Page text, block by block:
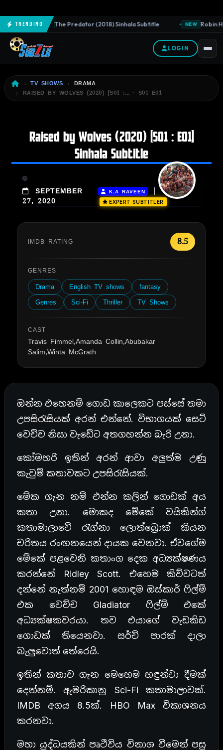
Trending
NEW The Predator (2018) Sinhala Subtitle NEW Robin
LOGIN
TV SHOWS
DRAMA
RAISED BY WOLVES (2020) [S01 :… · S01 E01
Raised by Wolves (2020) [S01 : E01]
Sinhala Subtitle
SEPTEMBER
27, 2020
K.A RAVEEN
EXPERT SUBTITLER
IMDB RATING 8.5
GENRES
Drama English TV shows
fantasy
Genres
Sci-Fi Thriller TV Shows
CAST
Travis Fimmel,Amanda Collin,Abubakar
Salim,Winta McGrath
ඔන්න එහෙනම් ගොඩ කාලෙකට පස්සේ තමා
උපසිරැසියක් අරන් එන්නේ. විභාගයක් සෙට්
වෙච්ච නිසා වැඩේට අතගහන්න බැරි උනා.
කෝමහරි ඉතින් අරන් ආවා අලුත්ම උණු
කැවුම් කතාවකට උපසිරැසියක්.
මේක ගැන නම් එන්න කලින් ගොඩක් අය
කතා උනා. මොකද මේකේ වයිකින්ග්
කතාමාලාවේ රැග්නා ලොත්බ්‍රොක් කියන
චරිතය රංඟනයෙන් දායක වෙනවා. ඒවගේම
මේකේ පළවෙනි කතාංග දෙක අධ්‍යක්ෂණය
කරන්නේ Ridley Scott. එහෙම කිව්වටත්
දන්නේ නැත්නම් 2001 හොඳම ඔස්කාර් ෆිල්ම්
එක වෙච්ච Gladiator ෆිල්ම් එකේ
අධ්‍යක්ෂකවරයා. තව එයාගේ වැඩකිඩ
ගොඩක් තියෙනවා. සර්ච් පාරක් දාලා
බැලුවොත් තේරෙයි.
ඉතින් කතාව ගැන මෙහෙම හඳුන්වා දීමක්
දෙන්නම්. ඇමරිකානු Sci-Fi කතාමාලාවක්.
IMDB අගය 8.5ක්. HBO Max විකාශනය
කරනවා.
මහා යුද්ධයකින් පෘථිවිය විනාශ වීමෙන් පසු